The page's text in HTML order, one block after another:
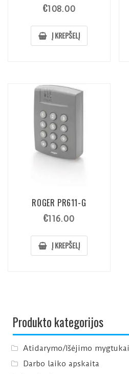
€108.00
Į KREPŠELĮ
ROGER PR611-G
€116.00
Į KREPŠELĮ
Produkto kategorijos
Atidarymo/Išėjimo mygtukai
Darbo laiko apskaita